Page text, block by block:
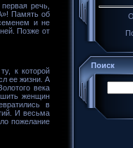
речь,
Память об
и не
Позже от
к которой
ее жизни. А
века
женщин
в
И весьма
пожелание
Поиск